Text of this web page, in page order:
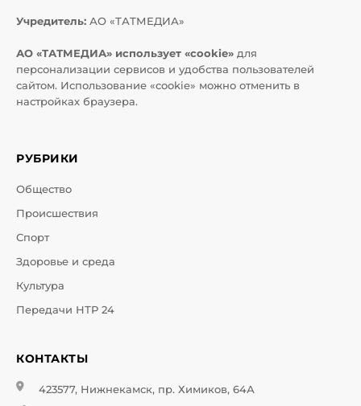
Учредитель: АО «ТАТМЕДИА»
АО «ТАТМЕДИА» использует «cookie» для
персонализации сервисов и удобства пользователей
сайтом. Использование «cookie» можно отменить в
настройках браузера.
РУБРИКИ
Общество
Происшествия
Спорт
Здоровье и среда
Культура
Передачи НТР 24
КОНТАКТЫ
423577, Нижнекамск, пр. Химиков, 64А